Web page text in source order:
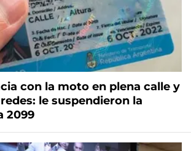
con la moto en plena calle y
le suspendieron la
2099